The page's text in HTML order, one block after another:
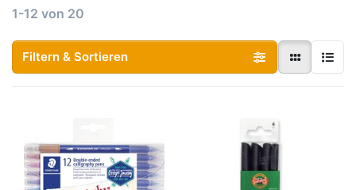
1-12 von 20
Filtern & Sortieren